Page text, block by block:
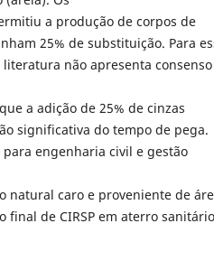
a produção de corpos de
25% de substituição. Para
não apresenta consenso
a adição de 25% de cinzas
significativa do tempo de pega.
engenharia civil e gestão
natural caro e proveniente de
de CIRSP em aterro